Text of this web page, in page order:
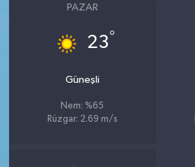
PAZAR
23°
Güneşli
Nem: %65
Rüzgar: 2.69 m/s